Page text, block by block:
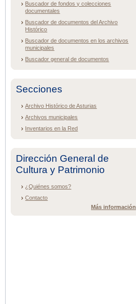
Buscador de fondos y colecciones
documentales
Buscador de documentos del Archivo
Histórico
Buscador de documentos en los archivos
municipales
Buscador general de documentos
Secciones
Archivo Histórico de Asturias
Archivos municipales
Inventarios en la Red
Dirección General de
Cultura y Patrimonio
¿Quiénes somos?
Contacto
Más información